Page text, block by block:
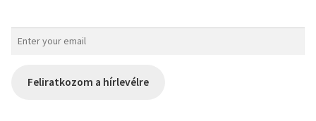
Feliratkozom a hírlevélre